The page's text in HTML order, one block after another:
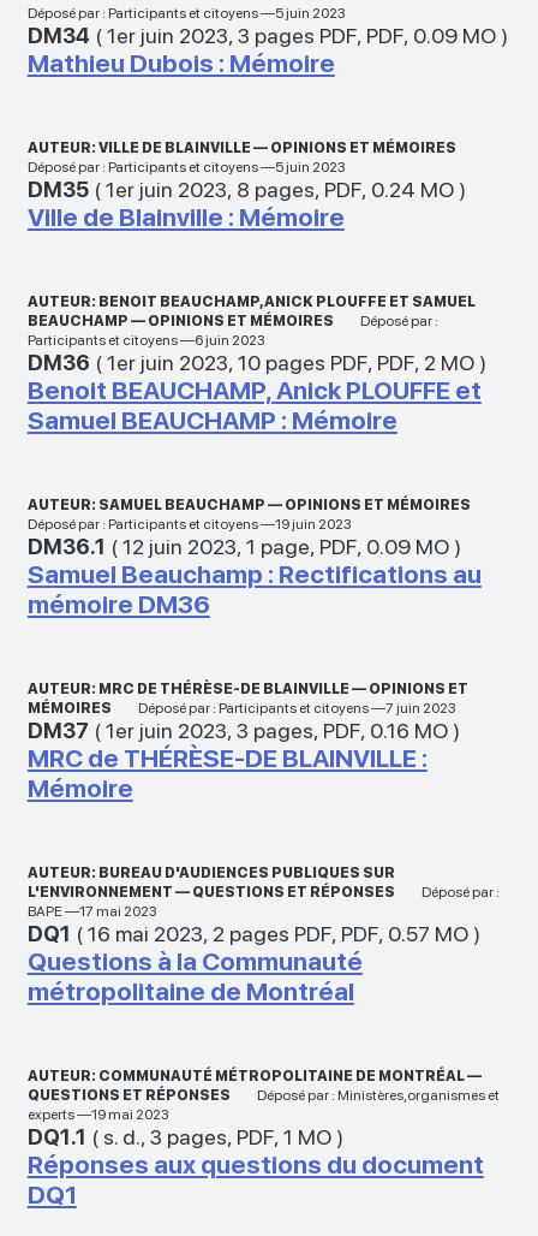
Déposé par : Participants et citoyens —5 juin 2023
DM34 (1er juin 2023, 3 pages PDF, PDF, 0.09 MO)
Mathieu Dubois : Mémoire
AUTEUR: VILLE DE BLAINVILLE — OPINIONS ET MÉMOIRES
Déposé par : Participants et citoyens —5 juin 2023
DM35(1er juin 2023, 8 pages, PDF, 0.24 MO)
Ville de Blainville : Mémoire
AUTEUR: BENOIT BEAUCHAMP, ANICK PLOUFFE ET SAMUEL
BEAUCHAMP — OPINIONS ET MÉMOIRES
Déposé par :
Participants et citoyens —6 juin 2023
DM36 (1er juin 2023, 10 pages PDF, PDF, 2 MO)
Benoit BEAUCHAMP, Anick PLOUFFE et
Samuel BEAUCHAMP : Mémoire
AUTEUR: SAMUEL BEAUCHAMP — OPINIONS ET MÉMOIRES
Déposé par : Participants et citoyens —19 juin 2023
DM36.1 (12 juin 2023, 1 page, PDF, 0.09 MO)
Samuel Beauchamp : Rectifications au
mémoire DM36
AUTEUR: MRC DE THÉRÈSE-DE BLAINVILLE — OPINIONS ET
MÉMOIRES
Déposé par : Participants et citoyens —7 juin 2023
DM37 (1er juin 2023, 3 pages, PDF, 0.16 MO)
MRC de THÉRÈSE-DE BLAINVILLE :
Mémoire
AUTEUR: BUREAU D'AUDIENCES PUBLIQUES SUR
L'ENVIRONNEMENT — QUESTIONS ET RÉPONSES
Déposé par :
BAPE —17 mai 2023
DQ1 (16 mai 2023, 2 pages PDF, PDF, 0.57 MO)
Questions à la Communauté
métropolitaine de Montréal
AUTEUR: COMMUNAUTÉ MÉTROPOLITAINE DE MONTRÉAL —
QUESTIONS ET RÉPONSES
Déposé par : Ministères,organismes et
experts —19 mai 2023
DQ1.1 ( s. d., 3 pages, PDF, 1 MO)
Réponses aux questions du document
DQ1